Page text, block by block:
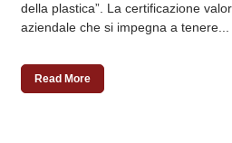
della plastica”. La certificazione
aziendale che si impegna a tenere...
Read More